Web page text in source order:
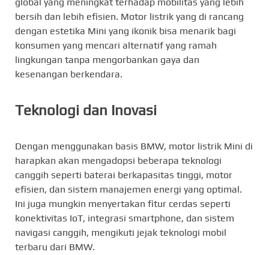
bersih dan lebih efisien. Motor listrik yang di rancang
dengan estetika Mini yang ikonik bisa menarik bagi
konsumen yang mencari alternatif yang ramah
lingkungan tanpa mengorbankan gaya dan
kesenangan berkendara.
Teknologi dan Inovasi
Dengan menggunakan basis BMW, motor listrik Mini di
harapkan akan mengadopsi beberapa teknologi
canggih seperti baterai berkapasitas tinggi, motor
efisien, dan sistem manajemen energi yang optimal.
Ini juga mungkin menyertakan fitur cerdas seperti
konektivitas IoT, integrasi smartphone, dan sistem
navigasi canggih, mengikuti jejak teknologi mobil
terbaru dari BMW.